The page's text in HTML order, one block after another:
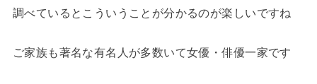
調べているとこういうことが分かるのが楽しいですね
ご家族も著名な有名人が多数いて女優・俳優一家です